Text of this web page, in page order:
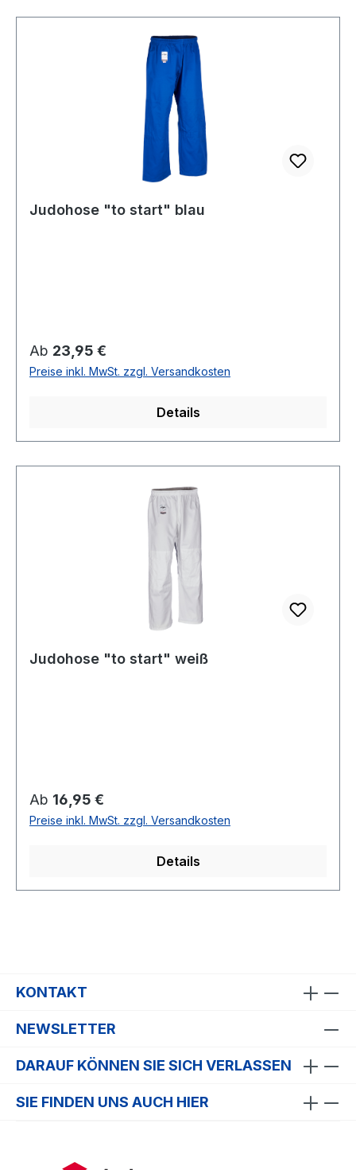
Judohose "to start" blau
Regulärer Preis:
Ab 23,95 €
Preise inkl. MwSt. zzgl. Versandkosten
Details
Judohose "to start" weiß
Regulärer Preis:
Ab 16,95 €
Preise inkl. MwSt. zzgl. Versandkosten
Details
KONTAKT
NEWSLETTER
DARAUF KÖNNEN SIE SICH VERLASSEN
SIE FINDEN UNS AUCH HIER